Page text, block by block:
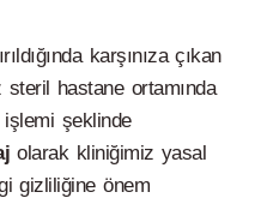
karşınıza çıkan
hastane ortamında
şeklinde
olarak kliniğimiz yasal
gizliliğine önem